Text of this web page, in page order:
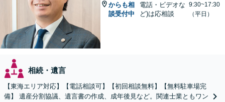
からも相
談受付中
電話・ビデオな
ど)は応相談
9:30~17:30
（平日）
相続・遺言
【東海エリア対応】【電話相談可】【初回相談無料】【無料駐車場完
備】 遺産分割協議、遺言書の作成、成年後見など。関連士業ともワン